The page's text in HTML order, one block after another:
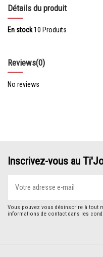
Détails du produit
En stock10 Produits
Reviews(0)
No reviews
Inscrivez-vous au
Vous pouvez vous désinscrire à tout
informations de contact dans les